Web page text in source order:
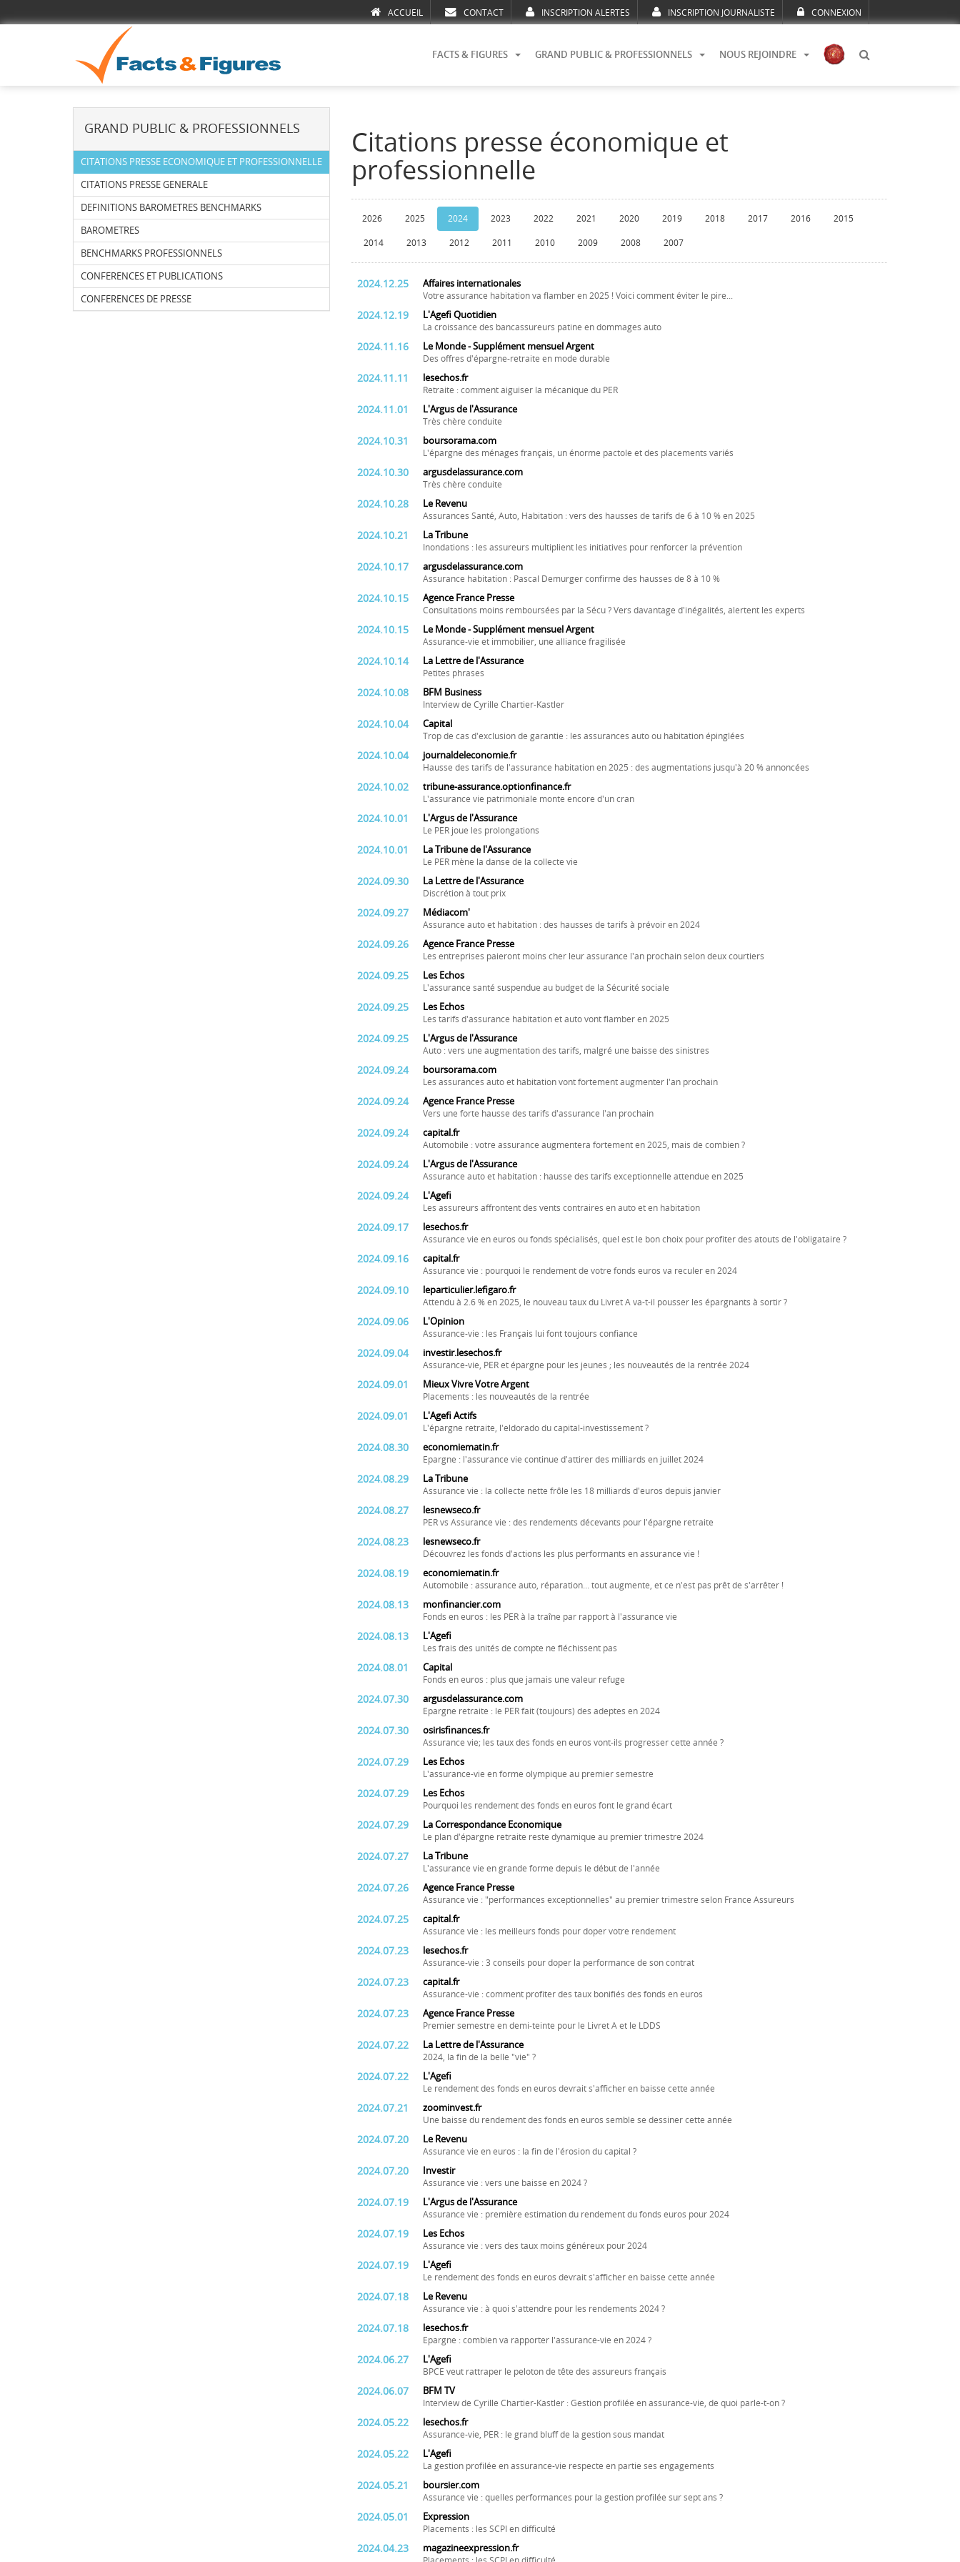
ACCUEIL CONTACT INSCRIPTION ALERTES INSCRIPTION JOURNALISTE CONNEXION
FACTS & FIGURES GRAND PUBLIC & PROFESSIONNELS NOUS REJOINDRE
GRAND PUBLIC & PROFESSIONNELS
CITATIONS PRESSE ECONOMIQUE ET PROFESSIONNELLE
CITATIONS PRESSE GENERALE
DEFINITIONS BAROMETRES BENCHMARKS
BAROMETRES
BENCHMARKS PROFESSIONNELS
CONFERENCES ET PUBLICATIONS
CONFERENCES DE PRESSE
Citations presse économique et
professionnelle
2026 2025 2024 2023 2022 2021 2020 2019 2018 2017 2016 2015
2014 2013 2012 2011 2010 2009 2008 2007
2024.12.25 Affaires internationales
Votre assurance habitation va flamber en 2025 ! Voici comment éviter le pire...
2024.12.19 L'Agefi Quotidien
La croissance des bancassureurs patine en dommages auto
2024.11.16 Le Monde - Supplément mensuel Argent
Des offres d'épargne-retraite en mode durable
2024.11.11 lesechos.fr
Retraite : comment aiguiser la mécanique du PER
2024.11.01 L'Argus de l'Assurance
Très chère conduite
2024.10.31 boursorama.com
L'épargne des ménages français, un énorme pactole et des placements variés
2024.10.30 argusdelassurance.com
Très chère conduite
2024.10.28 Le Revenu
Assurances Santé, Auto, Habitation : vers des hausses de tarifs de 6 à 10 % en 2025
2024.10.21 La Tribune
Inondations : les assureurs multiplient les initiatives pour renforcer la prévention
2024.10.17 argusdelassurance.com
Assurance habitation : Pascal Demurger confirme des hausses de 8 à 10 %
2024.10.15 Agence France Presse
Consultations moins remboursées par la Sécu ? Vers davantage d'inégalités, alertent les experts
2024.10.15 Le Monde - Supplément mensuel Argent
Assurance-vie et immobilier, une alliance fragilisée
2024.10.14 La Lettre de l'Assurance
Petites phrases
2024.10.08 BFM Business
Interview de Cyrille Chartier-Kastler
2024.10.04 Capital
Trop de cas d'exclusion de garantie : les assurances auto ou habitation épinglées
2024.10.04 journaldeleconomie.fr
Hausse des tarifs de l'assurance habitation en 2025 : des augmentations jusqu'à 20 % annoncées
2024.10.02 tribune-assurance.optionfinance.fr
L'assurance vie patrimoniale monte encore d'un cran
2024.10.01 L'Argus de l'Assurance
Le PER joue les prolongations
2024.10.01 La Tribune de l'Assurance
Le PER mène la danse de la collecte vie
2024.09.30 La Lettre de l'Assurance
Discrétion à tout prix
2024.09.27 Médiacom'
Assurance auto et habitation : des hausses de tarifs à prévoir en 2024
2024.09.26 Agence France Presse
Les entreprises paieront moins cher leur assurance l'an prochain selon deux courtiers
2024.09.25 Les Echos
L'assurance santé suspendue au budget de la Sécurité sociale
2024.09.25 Les Echos
Les tarifs d'assurance habitation et auto vont flamber en 2025
2024.09.25 L'Argus de l'Assurance
Auto : vers une augmentation des tarifs, malgré une baisse des sinistres
2024.09.24 boursorama.com
Les assurances auto et habitation vont fortement augmenter l'an prochain
2024.09.24 Agence France Presse
Vers une forte hausse des tarifs d'assurance l'an prochain
2024.09.24 capital.fr
Automobile : votre assurance augmentera fortement en 2025, mais de combien ?
2024.09.24 L'Argus de l'Assurance
Assurance auto et habitation : hausse des tarifs exceptionnelle attendue en 2025
2024.09.24 L'Agefi
Les assureurs affrontent des vents contraires en auto et en habitation
2024.09.17 lesechos.fr
Assurance vie en euros ou fonds spécialisés, quel est le bon choix pour profiter des atouts de l'obligataire ?
2024.09.16 capital.fr
Assurance vie : pourquoi le rendement de votre fonds euros va reculer en 2024
2024.09.10 leparticulier.lefigaro.fr
Attendu à 2.6 % en 2025, le nouveau taux du Livret A va-t-il pousser les épargnants à sortir ?
2024.09.06 L'Opinion
Assurance-vie : les Français lui font toujours confiance
2024.09.04 investir.lesechos.fr
Assurance-vie, PER et épargne pour les jeunes ; les nouveautés de la rentrée 2024
2024.09.01 Mieux Vivre Votre Argent
Placements : les nouveautés de la rentrée
2024.09.01 L'Agefi Actifs
L'épargne retraite, l'eldorado du capital-investissement ?
2024.08.30 economiematin.fr
Epargne : l'assurance vie continue d'attirer des milliards en juillet 2024
2024.08.29 La Tribune
Assurance vie : la collecte nette frôle les 18 milliards d'euros depuis janvier
2024.08.27 lesnewseco.fr
PER vs Assurance vie : des rendements décevants pour l'épargne retraite
2024.08.23 lesnewseco.fr
Découvrez les fonds d'actions les plus performants en assurance vie !
2024.08.19 economiematin.fr
Automobile : assurance auto, réparation... tout augmente, et ce n'est pas prêt de s'arrêter !
2024.08.13 monfinancier.com
Fonds en euros : les PER à la traîne par rapport à l'assurance vie
2024.08.13 L'Agefi
Les frais des unités de compte ne fléchissent pas
2024.08.01 Capital
Fonds en euros : plus que jamais une valeur refuge
2024.07.30 argusdelassurance.com
Epargne retraite : le PER fait (toujours) des adeptes en 2024
2024.07.30 osirisfinances.fr
Assurance vie; les taux des fonds en euros vont-ils progresser cette année ?
2024.07.29 Les Echos
L'assurance-vie en forme olympique au premier semestre
2024.07.29 Les Echos
Pourquoi les rendement des fonds en euros font le grand écart
2024.07.29 La Correspondance Economique
Le plan d'épargne retraite reste dynamique au premier trimestre 2024
2024.07.27 La Tribune
L'assurance vie en grande forme depuis le début de l'année
2024.07.26 Agence France Presse
Assurance vie : "performances exceptionnelles" au premier trimestre selon France Assureurs
2024.07.25 capital.fr
Assurance vie : les meilleurs fonds pour doper votre rendement
2024.07.23 lesechos.fr
Assurance-vie : 3 conseils pour doper la performance de son contrat
2024.07.23 capital.fr
Assurance-vie : comment profiter des taux bonifiés des fonds en euros
2024.07.23 Agence France Presse
Premier semestre en demi-teinte pour le Livret A et le LDDS
2024.07.22 La Lettre de l'Assurance
2024, la fin de la belle "vie" ?
2024.07.22 L'Agefi
Le rendement des fonds en euros devrait s'afficher en baisse cette année
2024.07.21 zoominvest.fr
Une baisse du rendement des fonds en euros semble se dessiner cette année
2024.07.20 Le Revenu
Assurance vie en euros : la fin de l'érosion du capital ?
2024.07.20 Investir
Assurance vie : vers une baisse en 2024 ?
2024.07.19 L'Argus de l'Assurance
Assurance vie : première estimation du rendement du fonds euros pour 2024
2024.07.19 Les Echos
Assurance vie : vers des taux moins généreux pour 2024
2024.07.19 L'Agefi
Le rendement des fonds en euros devrait s'afficher en baisse cette année
2024.07.18 Le Revenu
Assurance vie : à quoi s'attendre pour les rendements 2024 ?
2024.07.18 lesechos.fr
Epargne : combien va rapporter l'assurance-vie en 2024 ?
2024.06.27 L'Agefi
BPCE veut rattraper le peloton de tête des assureurs français
2024.06.07 BFM TV
Interview de Cyrille Chartier-Kastler : Gestion profilée en assurance-vie, de quoi parle-t-on ?
2024.05.22 lesechos.fr
Assurance-vie, PER : le grand bluff de la gestion sous mandat
2024.05.22 L'Agefi
La gestion profilée en assurance-vie respecte en partie ses engagements
2024.05.21 boursier.com
Assurance vie : quelles performances pour la gestion profilée sur sept ans ?
2024.05.01 Expression
Placements : les SCPI en difficulté
2024.04.23 magazineexpression.fr